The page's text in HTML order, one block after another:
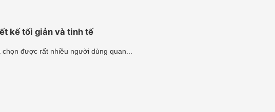
kế tối giản và tinh tế
được rất nhiều người dùng quan...